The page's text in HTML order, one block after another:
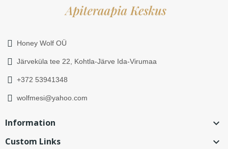
Honey Wolf OÜ
Järveküla tee 22, Kohtla-Järve Ida-Virumaa
+372 53941348
wolfmesi@yahoo.com
Information 
Custom Links 